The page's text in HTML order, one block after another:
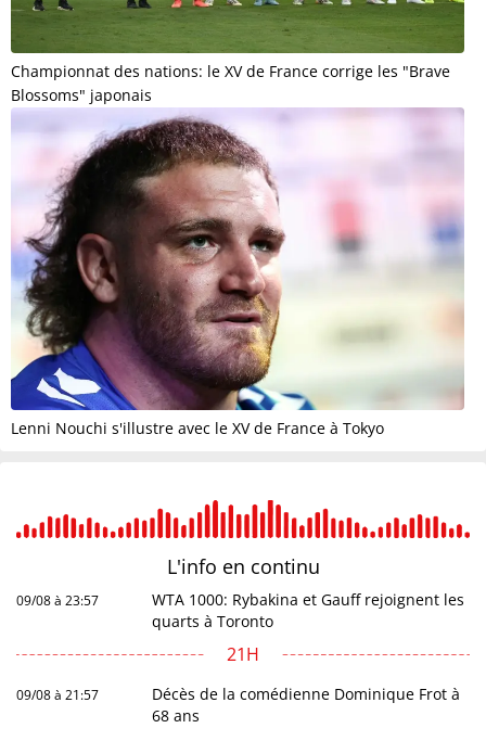
Championnat des nations: le XV de France corrige les "Brave
Blossoms" japonais
Lenni Nouchi s'illustre avec le XV de France à Tokyo
L'info en continu
09/08 à 23:57
WTA 1000: Rybakina et Gauff rejoignent les
quarts à Toronto
21H
09/08 à 21:57
Décès de la comédienne Dominique Frot à
68 ans